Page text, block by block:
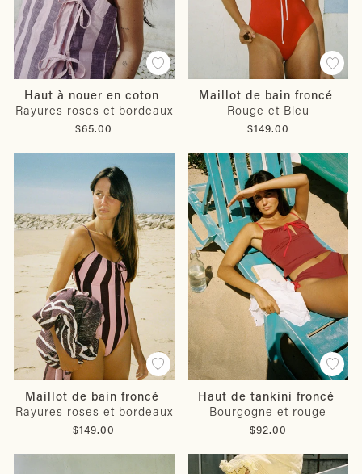
Haut à nouer en coton
Rayures roses et bordeaux
$65.00
Maillot de bain froncé
Rouge et Bleu
$149.00
Maillot de bain froncé
Rayures roses et bordeaux
$149.00
Haut de tankini froncé
Bourgogne et rouge
$92.00